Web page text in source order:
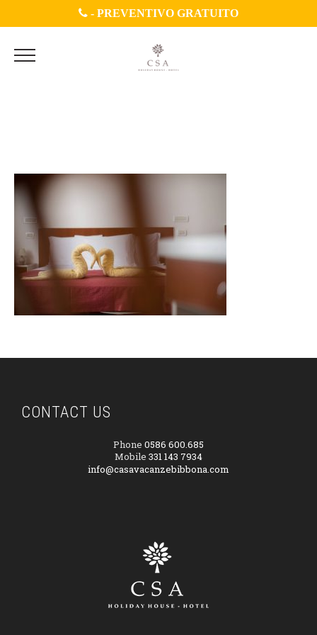
- PREVENTIVO GRATUITO
CONTACT US
Phone 0586 600.685
Mobile 331 143 7934
info@casavacanzebibbona.com